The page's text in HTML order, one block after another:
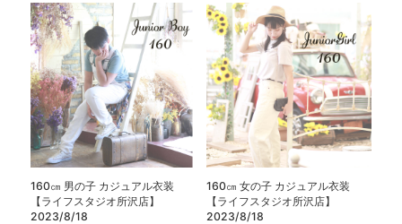
160㎝ 男の子 カジュアル衣装
【ライフスタジオ所沢店】
2023/8/18
160㎝ 女の子 カジュアル衣装
【ライフスタジオ所沢店】
2023/8/18